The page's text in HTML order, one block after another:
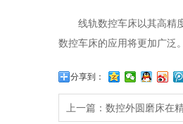
线轨数控车床以其高精度
数控车床的应用将更加广泛
分享到：
上一篇：数控外圆磨床在